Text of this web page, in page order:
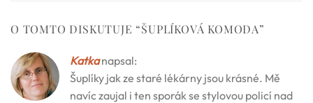
O TOMTO DISKUTUJE “ŠUPLÍKOVÁ KOMODA”
Katka napsal:
Šuplíky jak ze staré lékárny jsou krásné. Mě
navíc zaujal i ten sporák se stylovou policí nad